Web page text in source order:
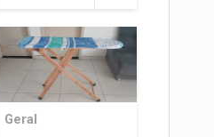
Geral